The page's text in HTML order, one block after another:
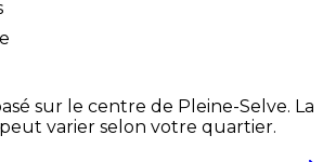
sur le centre de Pleine-Selve. La
varier selon votre quartier.